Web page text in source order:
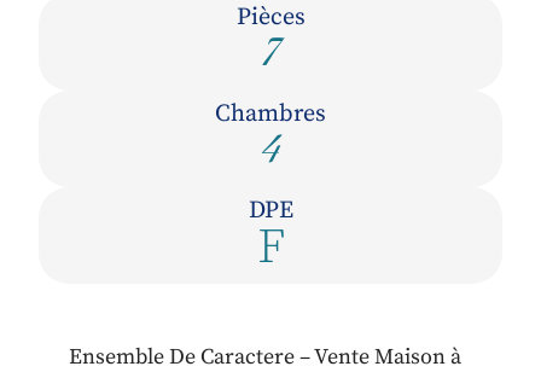
Pièces
7
Chambres
4
DPE
F
Ensemble De Caractere – Vente Maison à